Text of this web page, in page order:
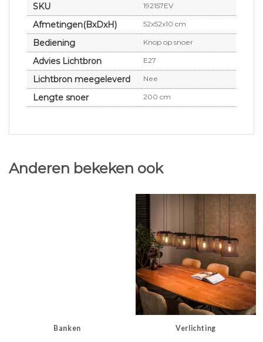
SKU 192157EV
Afmetingen(BxDxH) 52x52x10 cm
Bediening Knop op snoer
Advies Lichtbron E27
Lichtbron meegeleverd Nee
Lengte snoer 200 cm
Anderen bekeken ook
Banken Verlichting